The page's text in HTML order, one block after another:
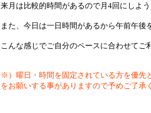
来月は比較的時間があるので月4回にしよ
また、今日は一日時間があるから午前午後
こんな感じでご自分のペースに合わせてご
※）曜日・時間を固定されている方を優先
をお願いする事がありますので予めご了承